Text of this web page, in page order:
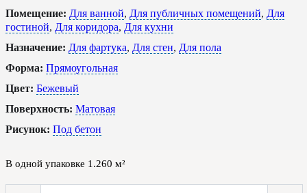
Помещение: Для ванной, Для публичных помещений, Для
гостиной, Для коридора, Для кухни
Назначение: Для фартука, Для стен, Для пола
Форма: Прямоугольная
Цвет: Бежевый
Поверхность: Матовая
Рисунок: Под бетон
В одной упаковке 1.260 м²